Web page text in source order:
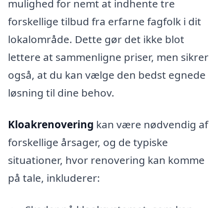
mulighed for nemt at indhente tre
forskellige tilbud fra erfarne fagfolk i dit
lokalområde. Dette gør det ikke blot
lettere at sammenligne priser, men sikrer
også, at du kan vælge den bedst egnede
løsning til dine behov.
Kloakrenovering kan være nødvendig af
forskellige årsager, og de typiske
situationer, hvor renovering kan komme
på tale, inkluderer: